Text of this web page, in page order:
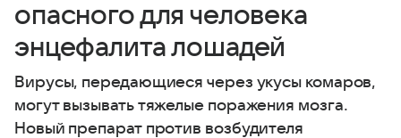
опасного для человека
энцефалита лошадей
Вирусы, передающиеся через укусы комаров,
могут вызывать тяжелые поражения мозга.
Новый препарат против возбудителя